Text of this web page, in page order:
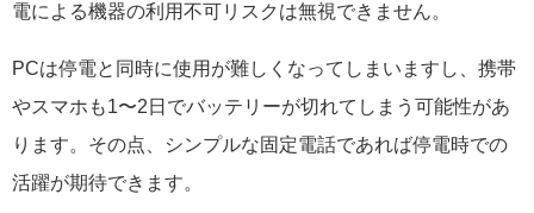
電による機器の利用不可リスクは無視できません。
PCは停電と同時に使用が難しくなってしまいますし、携帯
やスマホも1〜2日でバッテリーが切れてしまう可能性があ
ります。その点、シンプルな固定電話であれば停電時での
活躍が期待できます。